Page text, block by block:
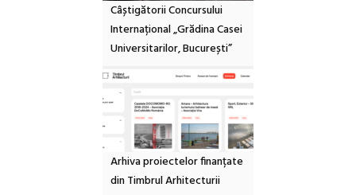
Câștigătorii Concursului
Internațional „Grădina Casei
Universitarilor, București”
Arhiva proiectelor finanțate
din Timbrul Arhitecturii